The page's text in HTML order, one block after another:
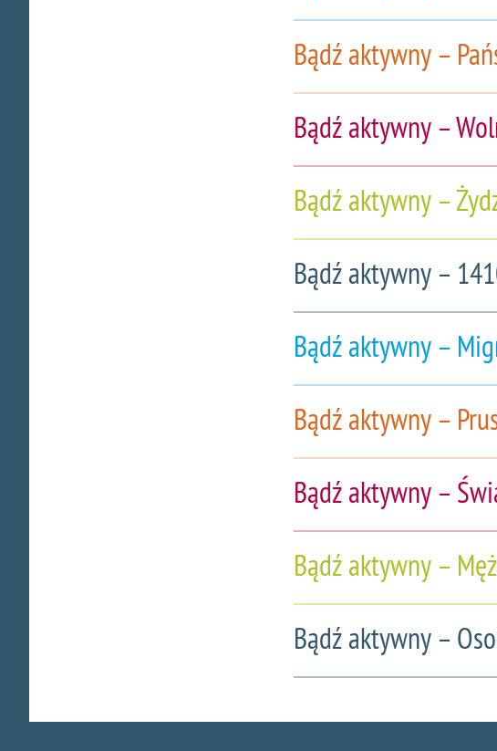
Bądź aktywny –
Bądź aktywny –
Bądź aktywny –
Bądź aktywny –
Bądź aktywny –
Bądź aktywny –
Bądź aktywny –
Bądź aktywny –
Bądź aktywny –